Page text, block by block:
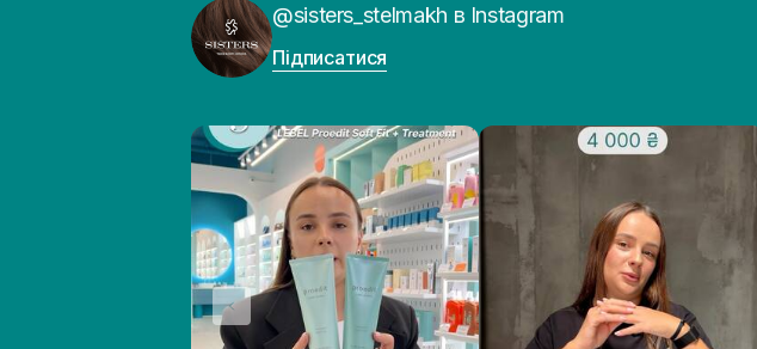
@sisters_stelmakh в Instagram
Підписатися